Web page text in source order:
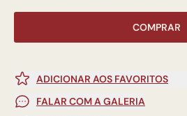
COMPRAR
ADICIONAR AOS FAVORITOS
FALAR COM A GALERIA